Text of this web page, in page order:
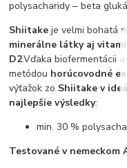
polysacharidy ‒ beta
Shiitake je velmi bohatá
minerálne látky aj
D2.Vďaka biofermentácii
metódou horúcovodné
výťažok zo Shiitake v
najlepšie výsledky:
min. 30 %
Testované v nemeckom